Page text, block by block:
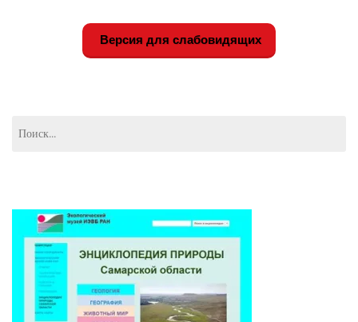
Версия для слабовидящих